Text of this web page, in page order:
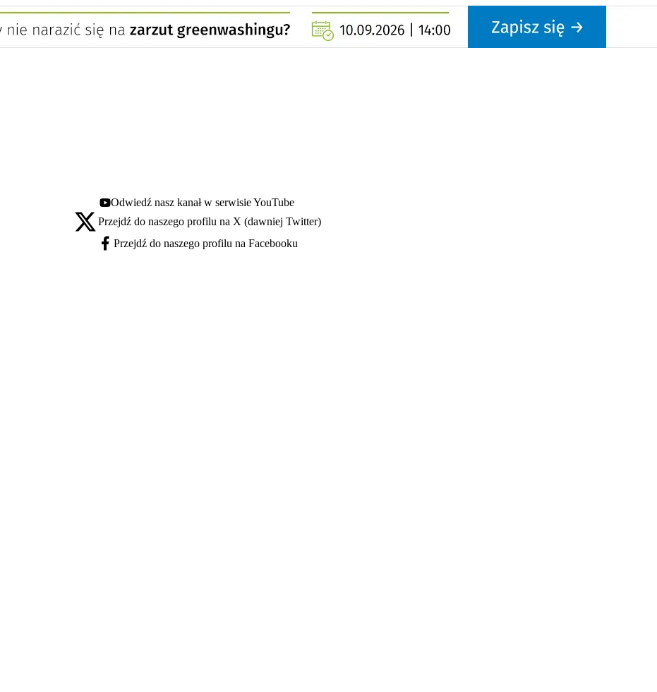
Youtube - otwiera się w nowej karcie
Odwiedź nasz kanał w serwisie YouTube
X - otwiera się w nowej karcie
Przejdź do naszego profilu na X (dawniej Twitter)
Facebook - otwiera się w nowej karcie
Przejdź do naszego profilu na Facebooku